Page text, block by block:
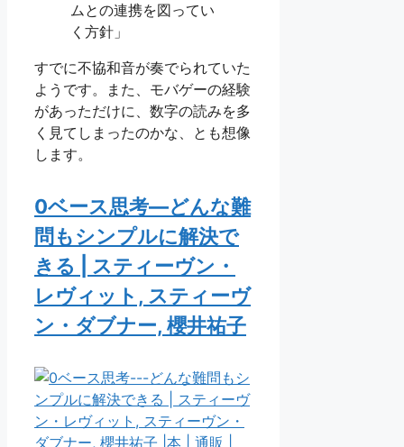
ムとの連携を図ってい
く方針」
すでに不協和音が奏でられていた
ようです。また、モバゲーの経験
があっただけに、数字の読みを多
く見てしまったのかな、とも想像
します。
0ベース思考—どんな難
問もシンプルに解決で
きる | スティーヴン・
レヴィット, スティーヴ
ン・ダブナー, 櫻井祐子